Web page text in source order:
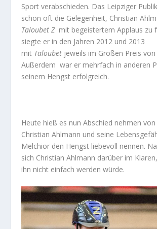
Sport verabschieden. Das Leipziger
schon oft die Gelegenheit, Christian
Taloubet Z mit begeistertem Applaus zu
siegte er in den Jahren 2012 und 2013
mit Taloubet jeweils im Großen Preis von
Außerdem war er mehrfach in anderen
seinem Hengst erfolgreich.
Heute hieß es nun Abschied nehmen von
Christian Ahlmann und seine
Melchior den Hengst liebevoll nennen.
sich Christian Ahlmann darüber im
ihn nicht einfach werden würde.